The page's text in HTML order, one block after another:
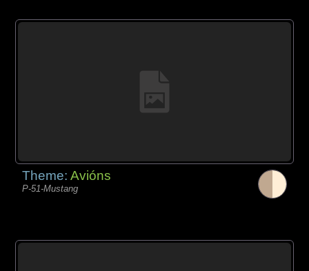
Theme:Avións
P-51-Mustang